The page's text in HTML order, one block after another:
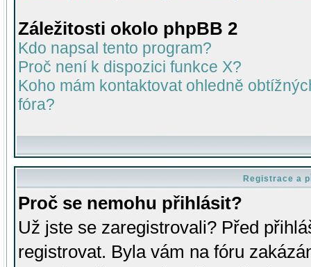
Záležitosti okolo phpBB 2
Kdo napsal tento program?
Proč není k dispozici funkce X?
Koho mám kontaktovat ohledně
fóra?
Registrace a
Proč se nemohu přihlásit?
Už jste se zaregistrovali? Před
registrovat. Byla vám na fóru